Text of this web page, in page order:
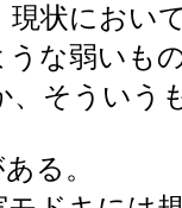
現状にお
な弱いも
、そういう
る。